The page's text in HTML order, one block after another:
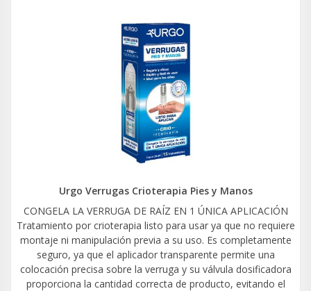
Urgo Verrugas Crioterapia Pies y Manos
CONGELA LA VERRUGA DE RAÍZ EN 1 ÚNICA APLICACIÓN
Tratamiento por crioterapia listo para usar ya que no requiere
montaje ni manipulación previa a su uso. Es completamente
seguro, ya que el aplicador transparente permite una
colocación precisa sobre la verruga y su válvula dosificadora
proporciona la cantidad correcta de producto, evitando el